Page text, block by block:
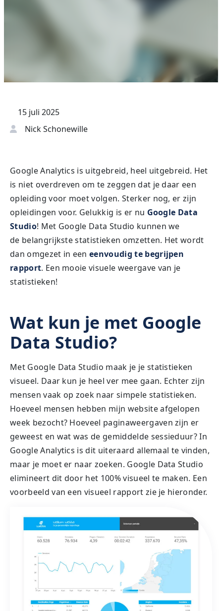
15 juli 2025
Nick Schonewille
Google Analytics is uitgebreid, heel uitgebreid. Het
is niet overdreven om te zeggen dat je daar een
opleiding voor moet volgen. Sterker nog, er zijn
opleidingen voor. Gelukkig is er nu Google Data
Studio! Met Google Data Studio kunnen we
de belangrijkste statistieken omzetten. Het wordt
dan omgezet in eeneenvoudig te begrijpen
rapport. Een mooie visuele weergave van je
statistieken!
Wat kun je met Google
Data Studio?
Met Google Data Studio maak je je statistieken
visueel. Daar kun je heel ver mee gaan. Echter zijn
mensen vaak op zoek naar simpele statistieken.
Hoeveel mensen hebben mijn website afgelopen
week bezocht? Hoeveel paginaweergaven zijn er
geweest en wat was de gemiddelde sessieduur? In
Google Analytics is dit uiteraard allemaal te vinden,
maar je moet er naar zoeken. Google Data Studio
elimineert dit door het 100% visueel te maken. Een
voorbeeld van een visueel rapport zie je hieronder.